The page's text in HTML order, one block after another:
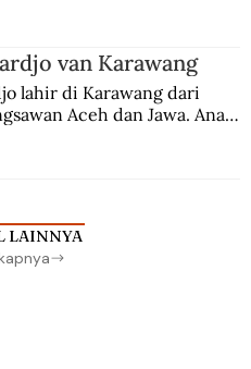
van Karawang
lahir di Karawang dari
Aceh dan Jawa. Anak
LAINNYA